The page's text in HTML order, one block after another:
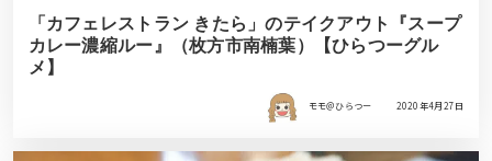
「カフェレストラン きたら」のテイクアウト『スープ
カレー濃縮ルー』（枚方市南楠葉）【ひらつーグル
メ】
モモ＠ひらつー 2020年4月27日